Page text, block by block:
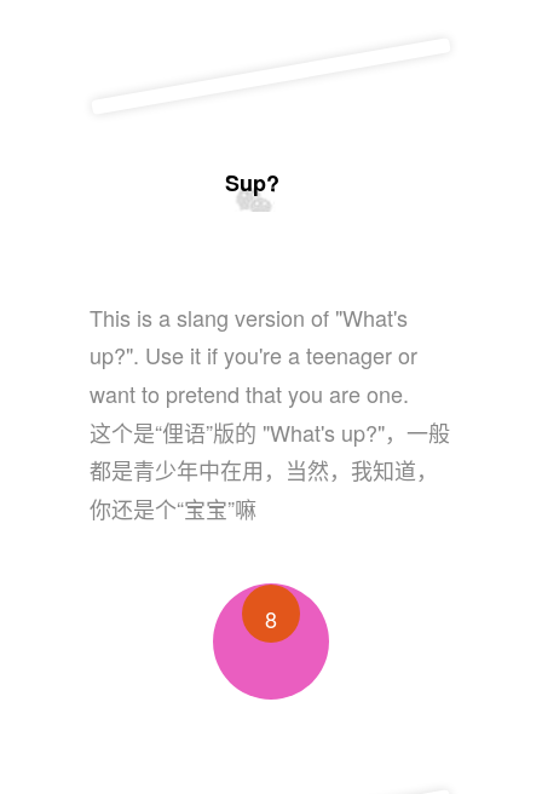
Sup?
This is a slang version of "What's
up?". Use it if you're a teenager or
want to pretend that you are one.
这个是“俚语”版的 "What's up?"，一般
都是青少年中在用，当然，我知道，
你还是个“宝宝”嘛
8